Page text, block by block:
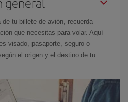
tu billete de avión, recuerda
que necesitas para volar. Aquí
visado, pasaporte, seguro o
el origen y el destino de tu